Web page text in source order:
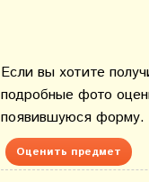
Если вы хотите
подробные фото
появившуюся форму.
Оценить предмет